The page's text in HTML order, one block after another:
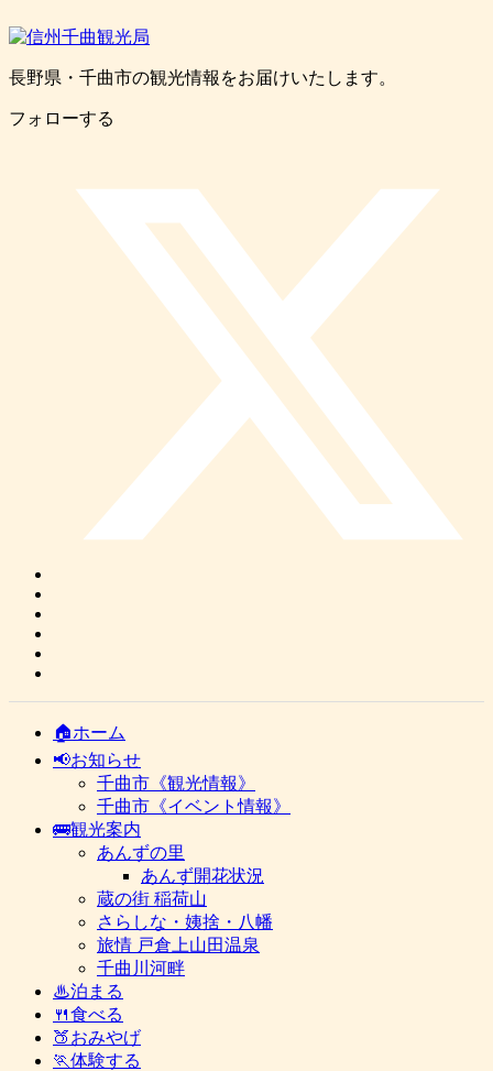
長野県・千曲市の観光情報をお届けいたします。
フォローする
🏠ホーム
📢お知らせ
千曲市《観光情報》
千曲市《イベント情報》
🚌観光案内
あんずの里
あんず開花状況
蔵の街 稲荷山
さらしな・姨捨・八幡
旅情 戸倉上山田温泉
千曲川河畔
♨泊まる
🍴食べる
🍑おみやげ
🏃体験する